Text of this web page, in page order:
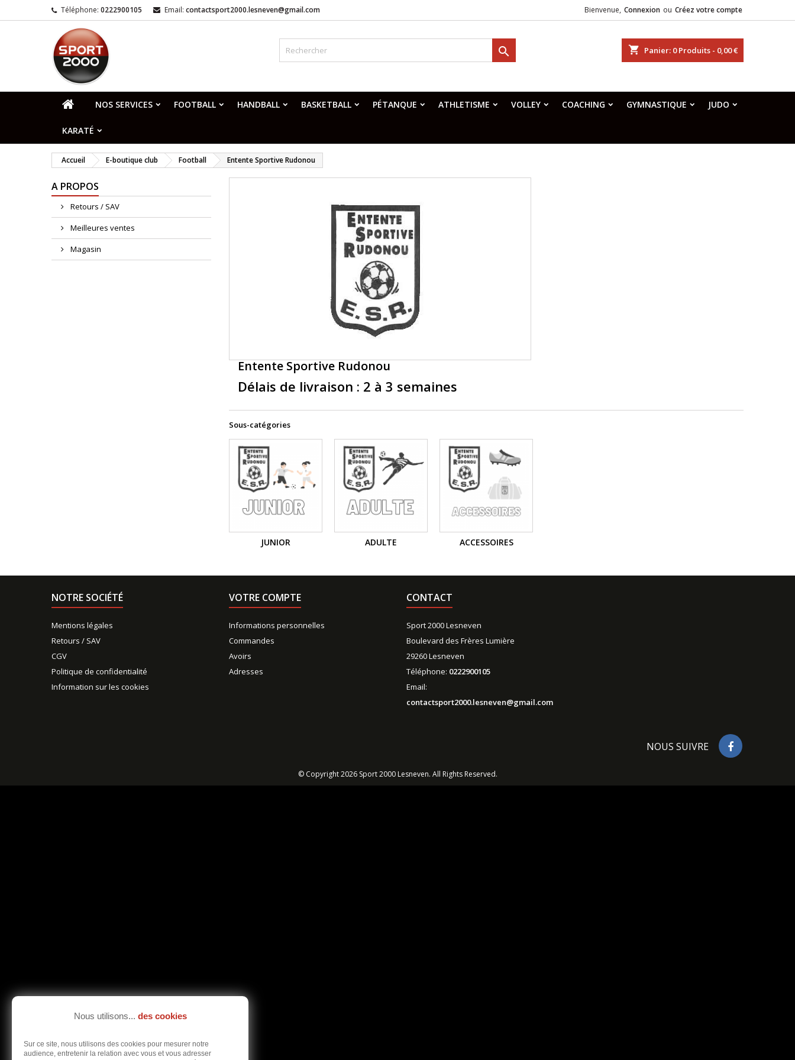
Téléphone: 0222900105 Email: contactsport2000.lesneven@gmail.com Bienvenue, Connexion ou Créez votre compte
shopping_cart Panier: 0Produits - 0,00 €

NOS SERVICES FOOTBALL HANDBALL BASKETBALL PÉTANQUE ATHLETISME VOLLEY COACHING GYMNASTIQUE JUDO
KARATÉ
Accueil E-boutique club Football Entente Sportive Rudonou
A PROPOS
Retours / SAV
Meilleures ventes
Magasin
Entente Sportive Rudonou
Délais de livraison : 2 à 3 semaines
Sous-catégories
JUNIOR ADULTE ACCESSOIRES
NOTRE SOCIÉTÉ
Mentions légales
Retours / SAV
CGV
Politique de confidentialité
Information sur les cookies
VOTRE COMPTE
Informations personnelles
Commandes
Avoirs
Adresses
CONTACT
Sport 2000 Lesneven
Boulevard des Frères Lumière
29260 Lesneven
Téléphone: 0222900105
Email:
contactsport2000.lesneven@gmail.com
Nous utilisons... des cookies
Sur ce site, nous utilisons des cookies pour mesurer notre
audience, entretenir la relation avec vous et vous adresser
NOUS SUIVRE
© Copyright 2026 Sport 2000 Lesneven. All Rights Reserved.